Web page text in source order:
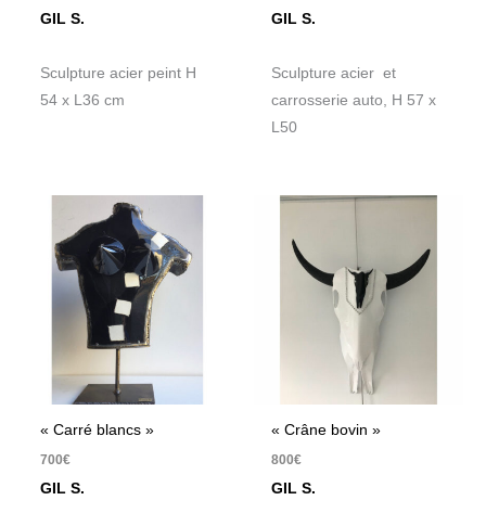
GIL S.
Sculpture acier peint H
54 x L36 cm
GIL S.
Sculpture acier et
carrosserie auto, H 57 x
L50
« Carré blancs »
700€
GIL S.
« Crâne bovin »
800€
GIL S.